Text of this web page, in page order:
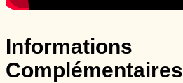
Informations
Complémentaires